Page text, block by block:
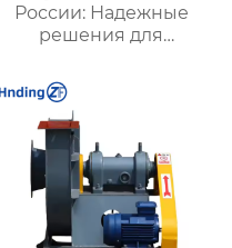
России: Надежные
решения для
вентиляции и
безопасности